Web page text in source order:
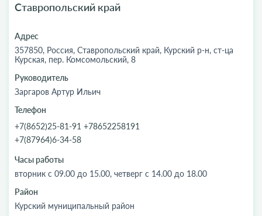
Ставропольский край
Адрес
357850, Россия, Ставропольский край, Курский р-н, ст-ца
Курская, пер. Комсомольский, 8
Руководитель
Заргаров Артур Ильич
Телефон
+7(8652)25-81-91 +78652258191
+7(87964)6-34-58
Часы работы
вторник с 09.00 до 15.00, четверг с 14.00 до 18.00
Район
Курский муниципальный район